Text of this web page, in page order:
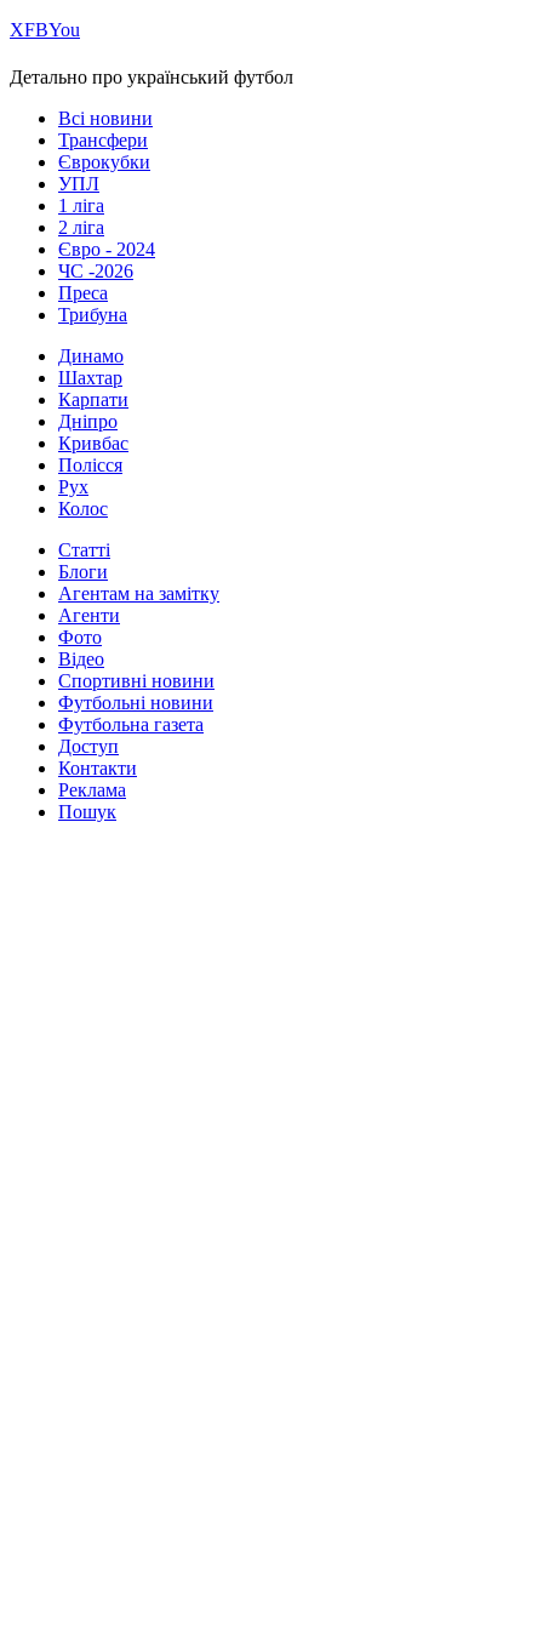
ХFBYou
Детально про український футбол
Всі новини
Трансфери
Єврокубки
УПЛ
1 ліга
2 ліга
Євро - 2024
ЧС -2026
Преса
Трибуна
Динамо
Шахтар
Карпати
Дніпро
Кривбас
Полісся
Рух
Колос
Статті
Блоги
Агентам на замітку
Агенти
Фото
Відео
Спортивні новини
Футбольні новини
Футбольна газета
Доступ
Контакти
Реклама
Пошук